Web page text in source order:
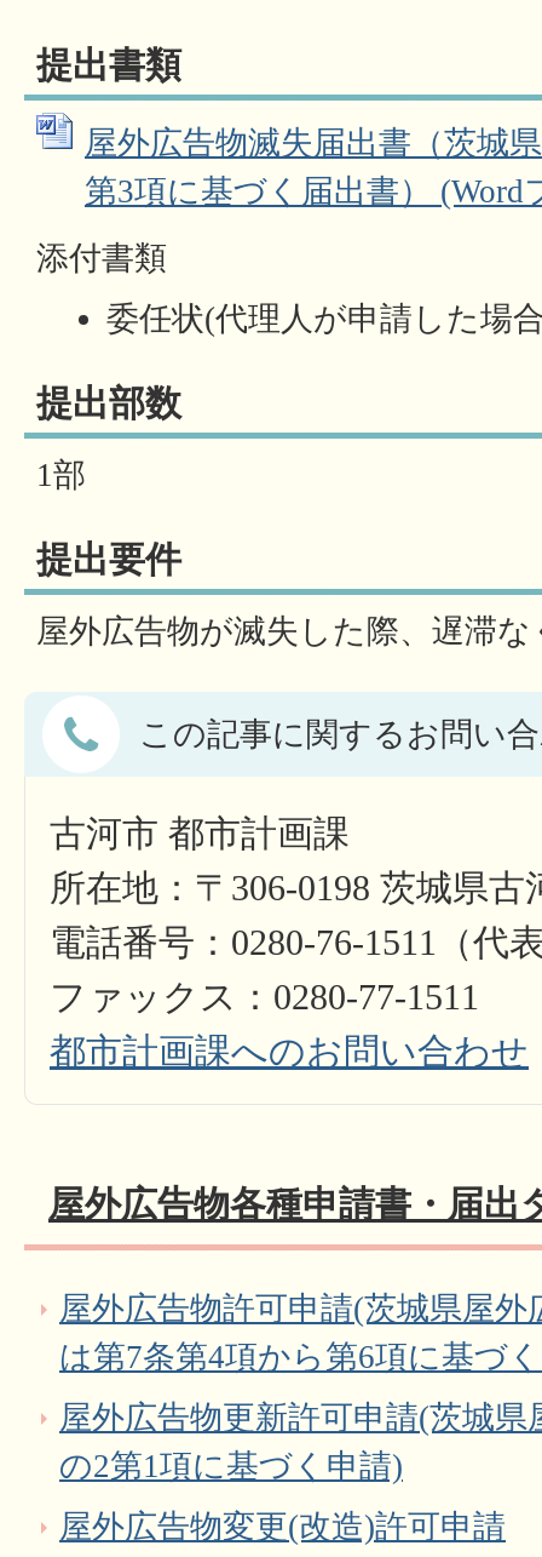
提出書類
屋外広告物滅失届出書（茨城
第3項に基づく届出書） (Word
添付書類
委任状(代理人が申請した場
提出部数
1部
提出要件
屋外広告物が滅失した際、遅滞
この記事に関するお問い
古河市 都市計画課
所在地：〒306-0198 茨城県古
電話番号：0280-76-1511（代
ファックス：0280-77-1511
都市計画課へのお問い合わせ
屋外広告物各種申請書・届出
屋外広告物許可申請(茨城県屋
は第7条第4項から第6項に基づ
屋外広告物更新許可申請(茨城県
の2第1項に基づく申請)
屋外広告物変更(改造)許可申請